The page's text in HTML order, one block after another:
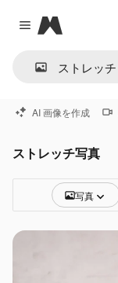
Close menu
Magnific
AI 画像を作成
ストレッチ写真
写真